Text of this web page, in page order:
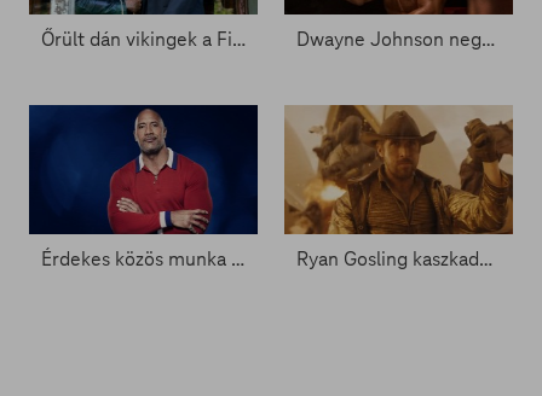
Őrült dán vikingek a FilmPremieren Dwayne Johnson negatív rekordot döntött - Zacc nélkül 2014.
Érdekes közös munka a láthatáron - Zacc nélkül 1927. Ryan Gosling kaszkadőrnek áll - Zacc nélkül 1777.